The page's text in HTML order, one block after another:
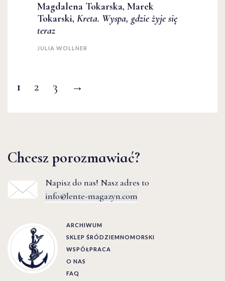
Magdalena Tokarska, Marek
Tokarski, Kreta. Wyspa, gdzie żyje się
teraz
JULIA WOLLNER
1 2 3 →
Chcesz porozmawiać?
Napisz do nas! Nasz adres to
info@lente-magazyn.com
ARCHIWUM
SKLEP ŚRÓDZIEMNOMORSKI
WSPÓŁPRACA
O NAS
FAQ